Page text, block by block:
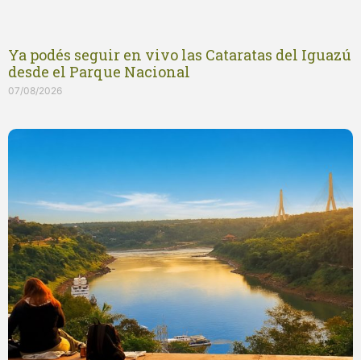
Ya podés seguir en vivo las Cataratas del Iguazú
desde el Parque Nacional
07/08/2026